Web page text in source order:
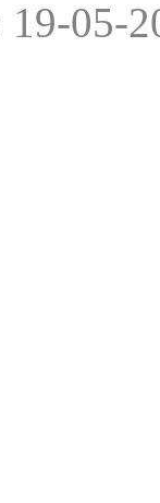
19-05-